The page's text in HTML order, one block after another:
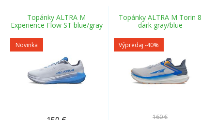
Topánky ALTRA M
Experience Flow ST blue/gray
Novinka
Topánky ALTRA M Torin 8
dark gray/blue
Výpredaj -40%
160 €